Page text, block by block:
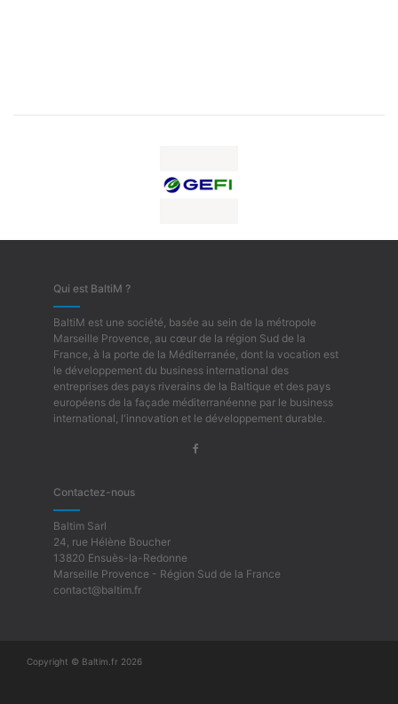
Qui est BaltiM ?
BaltiM est une société, basée au sein de la métropole
Marseille Provence, au cœur de la région Sud de la
France, à la porte de la Méditerranée, dont la vocation est
le développement du business international des
entreprises des pays riverains de la Baltique et des pays
européens de la façade méditerranéenne par le business
international, l'innovation et le développement durable.
Contactez-nous
Baltim Sarl
24, rue Hélène Boucher
13820 Ensuès-la-Redonne
Marseille Provence - Région Sud de la France
contact@baltim.fr
Copyright © Baltim.fr 2026